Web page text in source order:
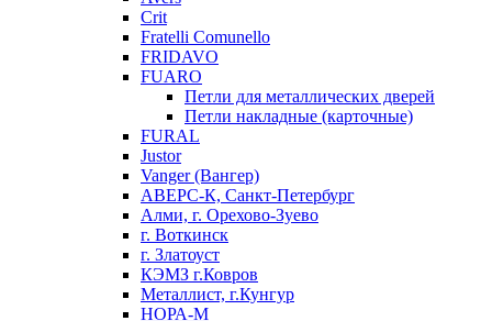
Crit
Fratelli Comunello
FRIDAVO
FUARO
Петли для металлических дверей
Петли накладные (карточные)
FURAL
Justor
Vanger (Вангер)
АВЕРС-К, Санкт-Петербург
Алми, г. Орехово-Зуево
г. Воткинск
г. Златоуст
КЭМЗ г.Ковров
Металлист, г.Кунгур
НОРА-М